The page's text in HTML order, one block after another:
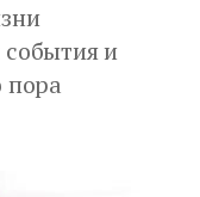
события и
пора